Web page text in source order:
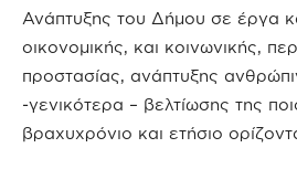
Ανάπτυξης του Δήμου σε έργα
οικονομικής, και κοινωνικής,
προστασίας, ανάπτυξης
-γενικότερα – βελτίωσης της
βραχυχρόνιο και ετήσιο